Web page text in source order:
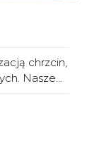
chrzcin,
Nasze...